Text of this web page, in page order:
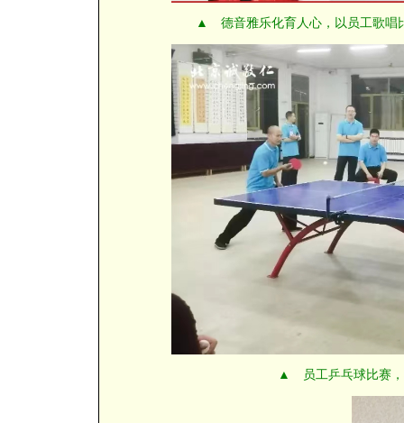
▲ 德音雅乐化育人心，以员工歌唱
▲ 员工乒乓球比赛，